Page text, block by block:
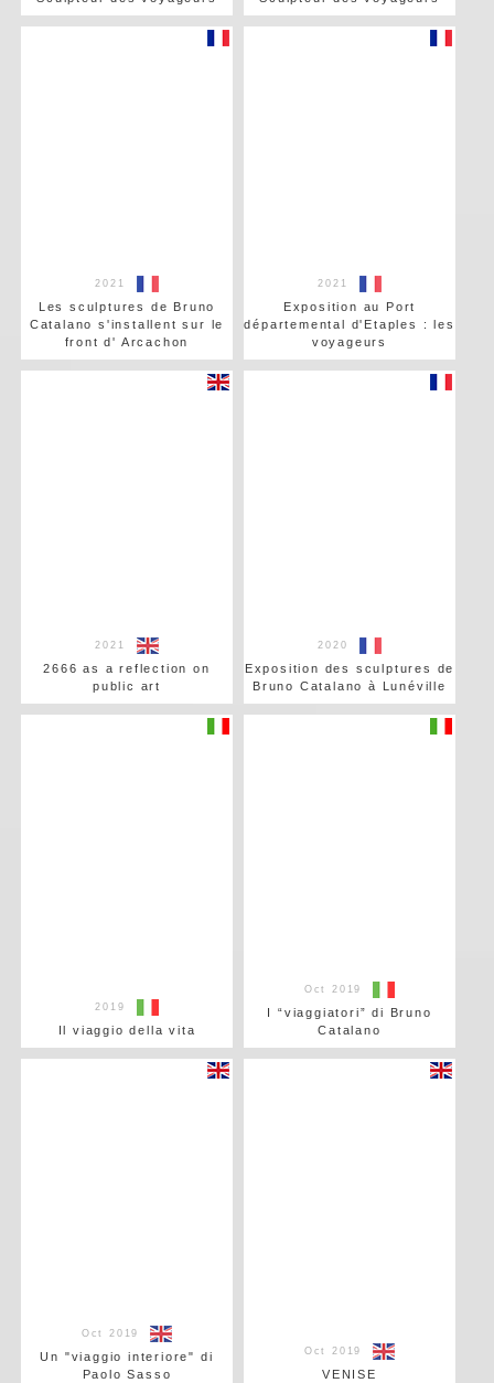
2021
Les sculptures de Bruno
Catalano s'installent sur le
front d' Arcachon
2021
Exposition au Port
départemental d'Etaples : les
voyageurs
2021
2666 as a reflection on
public art
2020
Exposition des sculptures de
Bruno Catalano à Lunéville
2019
Il viaggio della vita
Oct 2019
I “viaggiatori” di Bruno
Catalano
Oct 2019
Un "viaggio interiore" di
Paolo Sasso
Oct 2019
VENISE